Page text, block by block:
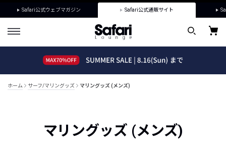
Safari公式ウェブマガジン Safari公式通販サイト
ホーム サーフ/マリングッズ マリングッズ (メンズ)
マリングッズ (メンズ)